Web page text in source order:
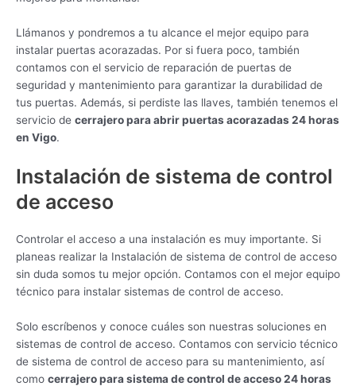
Llámanos y pondremos a tu alcance el mejor equipo para
instalar puertas acorazadas. Por si fuera poco, también
contamos con el servicio de reparación de puertas de
seguridad y mantenimiento para garantizar la durabilidad de
tus puertas. Además, si perdiste las llaves, también tenemos el
servicio de cerrajero para abrir puertas acorazadas 24 horas
en Vigo.
Instalación de sistema de control
de acceso
Controlar el acceso a una instalación es muy importante. Si
planeas realizar la Instalación de sistema de control de acceso
sin duda somos tu mejor opción. Contamos con el mejor equipo
técnico para instalar sistemas de control de acceso.
Solo escríbenos y conoce cuáles son nuestras soluciones en
sistemas de control de acceso. Contamos con servicio técnico
de sistema de control de acceso para su mantenimiento, así
como cerrajero para sistema de control de acceso 24 horas